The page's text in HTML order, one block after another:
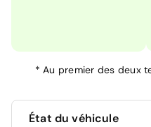
*Au premier des deux
État du véhicule